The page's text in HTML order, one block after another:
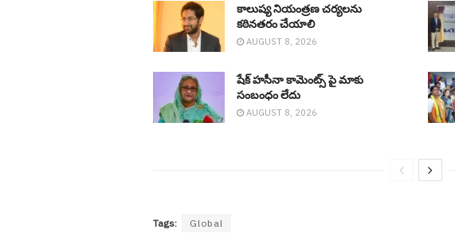
కాలుష్య నియంత్రణ చర్యలను
కఠినతరం చేయాలి
AUGUST 8, 2026
షేక్ హ‌సీనా కామెంట్స్ పై మాకు
సంబంధం లేదు
AUGUST 8, 2026
Tags: Global